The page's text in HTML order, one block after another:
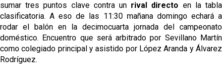
sumar tres puntos clave contra un rival directo en la tabla
clasificatoria. A eso de las 11:30 mañana domingo echará a
rodar el balón en la decimocuarta jornada del campeonato
doméstico. Encuentro que será arbitrado por Sevillano Martín
como colegiado principal y asistido por López Aranda y Álvarez
Rodríguez.